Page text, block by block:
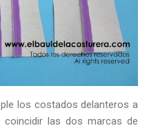
los costados delanteros a
coincidir las dos marcas de